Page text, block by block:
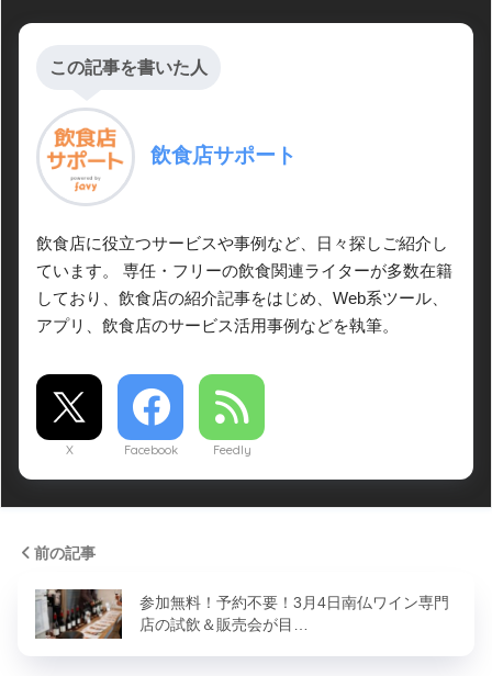
この記事を書いた人
飲食店サポート
飲食店に役立つサービスや事例など、日々探しご紹介し
ています。 専任・フリーの飲食関連ライターが多数在籍
しており、飲食店の紹介記事をはじめ、Web系ツール、
アプリ、飲食店のサービス活用事例などを執筆。
X Facebook Feedly
前の記事
参加無料！予約不要！3月4日南仏ワイン専門
店の試飲＆販売会が目…